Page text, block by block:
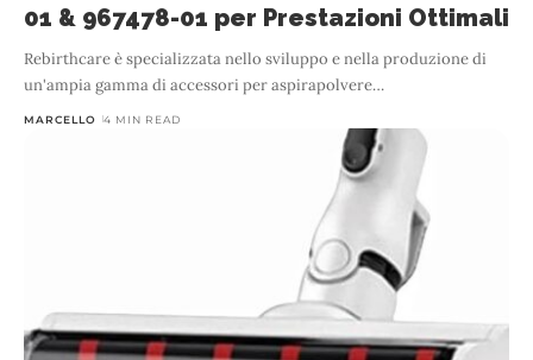
01 & 967478-01 per Prestazioni Ottimali
Rebirthcare è specializzata nello sviluppo e nella produzione di
un'ampia gamma di accessori per aspirapolvere…
MARCELLO 4 MIN READ